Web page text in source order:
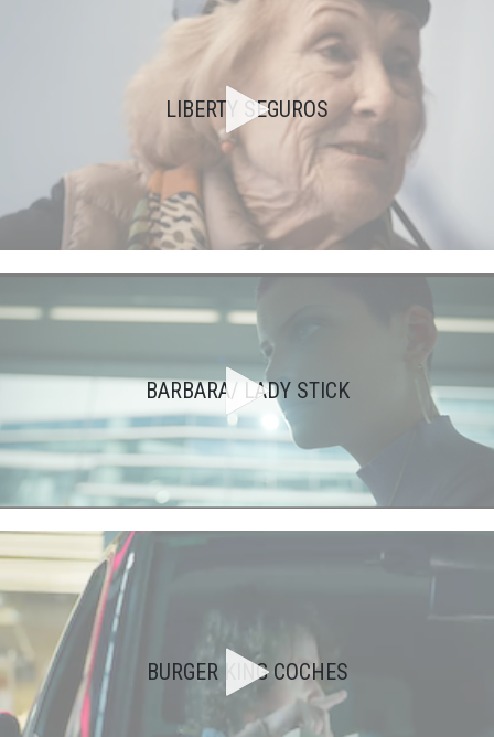
LIBERTY SEGUROS
BARBARA/ LADY STICK
BURGER KING COCHES